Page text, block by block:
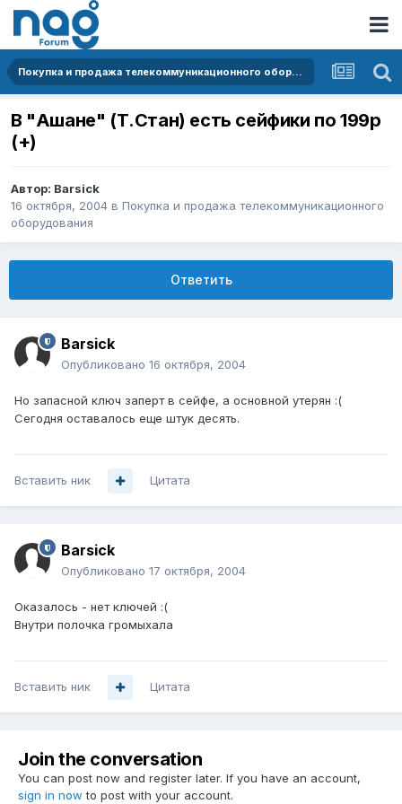
Покупка и продажа телекоммуникационного оборудования
В "Ашане" (Т.Стан) есть сейфики по 199р
(+)
Автор: Barsick
16 октября, 2004 в Покупка и продажа телекоммуникационного
оборудования
Ответить
Barsick
Опубликовано 16 октября, 2004
Но запасной ключ заперт в сейфе, а основной утерян :(
Сегодня оставалось еще штук десять.
Вставить ник Цитата
Barsick
Опубликовано 17 октября, 2004
Оказалось - нет ключей :(
Внутри полочка громыхала
Вставить ник Цитата
Join the conversation
You can post now and register later. If you have an account,
sign in now to post with your account.